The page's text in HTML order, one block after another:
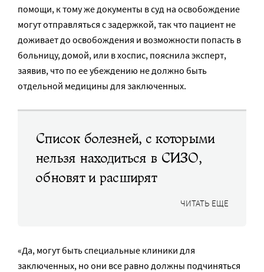
помощи, к тому же документы в суд на освобождение
могут отправляться с задержкой, так что пациент не
доживает до освобождения и возможности попасть в
больницу, домой, или в хоспис, пояснила эксперт,
заявив, что по ее убеждению не должно быть
отдельной медицины для заключенных.
Список болезней, с которыми
нельзя находиться в СИЗО,
обновят и расширят
ЧИТАТЬ ЕЩЕ
«Да, могут быть специальные клиники для
заключенных, но они все равно должны подчиняться